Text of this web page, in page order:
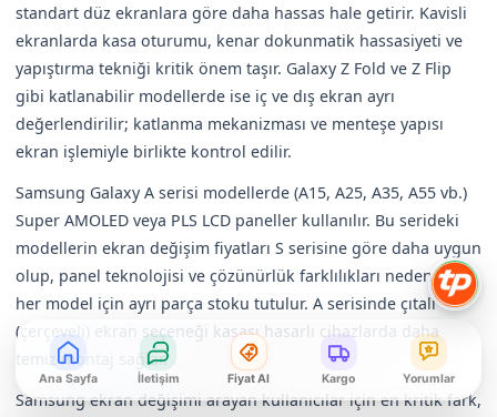
standart düz ekranlara göre daha hassas hale getirir. Kavisli
ekranlarda kasa oturumu, kenar dokunmatik hassasiyeti ve
yapıştırma tekniği kritik önem taşır. Galaxy Z Fold ve Z Flip
gibi katlanabilir modellerde ise iç ve dış ekran ayrı
değerlendirilir; katlanma mekanizması ve menteşe yapısı
ekran işlemiyle birlikte kontrol edilir.
Samsung Galaxy A serisi modellerde (A15, A25, A35, A55 vb.)
Super AMOLED veya PLS LCD paneller kullanılır. Bu serideki
modellerin ekran değişim fiyatları S serisine göre daha uygun
olup, panel teknolojisi ve çözünürlük farklılıkları nedeniyle
her model için ayrı parça stoku tutulur. A serisinde çıtalı
(çerçeveli) ekran seçeneği kasası hasarlı cihazlarda daha
temiz montaj sağlar.
Samsung ekran değişimi arayan kullanıcılar için en kritik fark,
Ana Sayfa İletişim Fiyat Al Kargo Yorumlar